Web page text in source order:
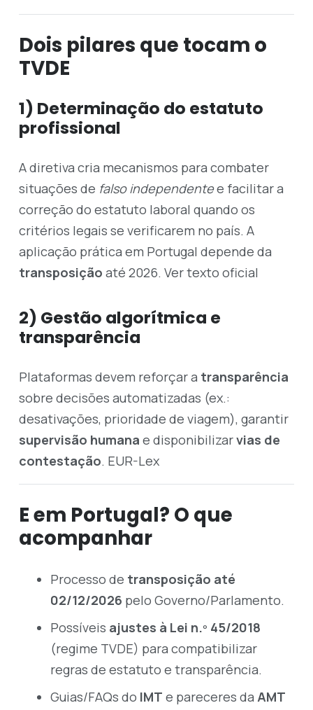
Dois pilares que tocam o
TVDE
1) Determinação do estatuto
profissional
A diretiva cria mecanismos para combater
situações de falso independentee facilitar a
correção do estatuto laboral quando os
critérios legais se verificarem no país. A
aplicação prática em Portugal depende da
transposição até 2026. Ver texto oficial
2) Gestão algorítmica e
transparência
Plataformas devem reforçar a transparência
sobre decisões automatizadas (ex.:
desativações, prioridade de viagem), garantir
supervisão humana e disponibilizarvias de
contestação. EUR-Lex
E em Portugal? O que
acompanhar
Processo de transposição até
02/12/2026 pelo Governo/Parlamento.
Possíveis ajustes à Lei n.º 45/2018
(regime TVDE) para compatibilizar
regras de estatuto e transparência.
Guias/FAQs do IMT e pareceres da AMT